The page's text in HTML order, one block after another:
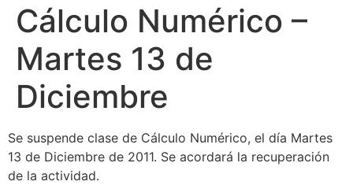
Cálculo Numérico –
Martes 13 de
Diciembre
Se suspende clase de Cálculo Numérico, el día Martes
13 de Diciembre de 2011. Se acordará la recuperación
de la actividad.